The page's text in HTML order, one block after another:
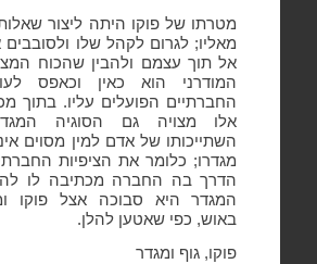
מטרתו של פוקו היתה ליצור
מאליו; לגרום לקהל שלו ולסובבים
אל תוך עצמם ולהבין שהכוח
המודרני הוא כאין וכאפס
החברתיים הפועלים עליו. בתוך
אלו מצויה גם הסוגיה
השתייכותו של אדם למין מסוים
מגדרו; כלומר את הציפיות
הדרך בה החברה מכתיבה לו
המגדר היא סבוכה אצל פוקו
באוש, כפי שאטען להלן.
פוקו, גוף ומגדר